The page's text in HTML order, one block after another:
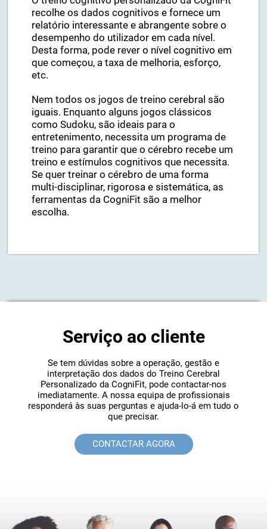
O treino cognitivo personalizado da CogniFit
recolhe os dados cognitivos e fornece um
relatório interessante e abrangente sobre o
desempenho do utilizador em cada nível.
Desta forma, pode rever o nível cognitivo em
que começou, a taxa de melhoria, esforço,
Nem todos os jogos de treino cerebral são
iguais. Enquanto alguns jogos clássicos
como Sudoku, são ideais para o
entretenimento, necessita um programa de
treino para garantir que o cérebro recebe um
treino e estímulos cognitivos que necessita.
Se quer treinar o cérebro de uma forma
multi-disciplinar, rigorosa e sistemática, as
ferramentas da CogniFit são a melhor
Serviço ao cliente
Se tem dúvidas sobre a operação, gestão e
interpretação dos dados do Treino Cerebral
Personalizado da CogniFit, pode contactar-nos
imediatamente. A nossa equipa de profissionais
responderá às suas perguntas e ajuda-lo-á em tudo o
que precisar.